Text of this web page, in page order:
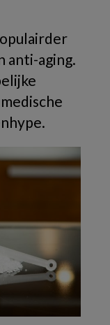
anti-aging.